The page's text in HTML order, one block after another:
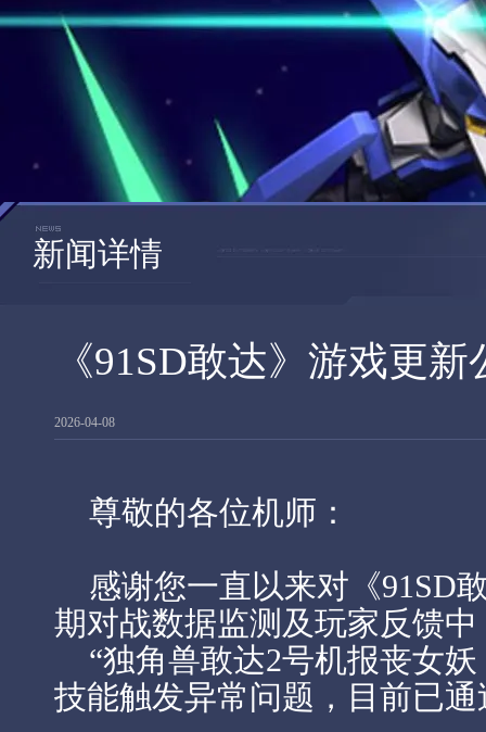
新闻详情
《91SD敢达》游戏更新
2026-04-08
尊敬的各位机师：
感谢您一直以来对《91SD
期对战数据监测及玩家反馈
“独角兽敢达2号机报丧女
技能触发异常问题，目前已